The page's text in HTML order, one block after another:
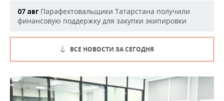
07 авг Парафехтовальщики Татарстана получили
финансовую поддержку для закупки экипировки
ВСЕ НОВОСТИ ЗА СЕГОДНЯ